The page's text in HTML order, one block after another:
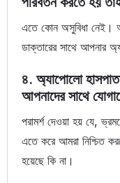
এতে কোন অসুবিধা নেই।
ডাক্তারের সাথে আপনার
৪. অ্যাপোলো
আপনাদের সাথে
পরামর্শ দেওয়া হয় যে,
এতে করে আমরা নিশ্চিত
হয়েছে কি না।